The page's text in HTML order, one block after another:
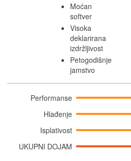
Moćan
softver
Visoka
deklarirana
izdržljivost
Petogodišnje
jamstvo
Performanse
Hlađenje
Isplativost
UKUPNI DOJAM